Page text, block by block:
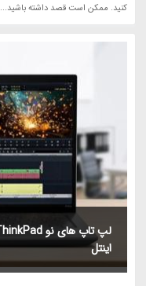
کنید. ممکن است قصد داشته باشید...
اینتل